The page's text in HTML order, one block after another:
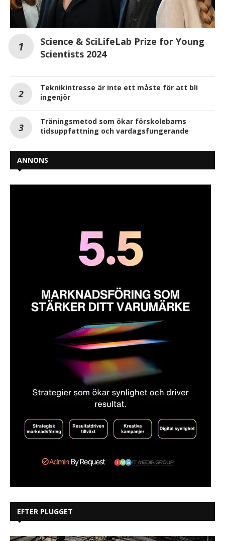
Science & SciLifeLab Prize for Young
Scientists 2024
Teknikintresse är inte ett måste för att bli
ingenjör
Träningsmetod som ökar förskolebarns
tidsuppfattning och vardagsfungerande
ANNONS
EFTER PLUGGET